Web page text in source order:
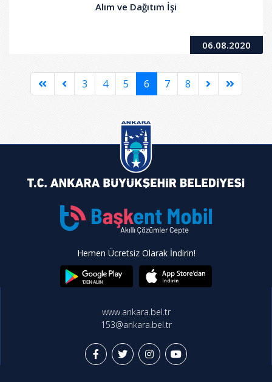
Alım ve Dağıtım İşi
06.08.2020
3 4 5 6 7 8
Hemen Ücretsiz Olarak İndirin!
www.ankara.bel.tr
153@ankara.bel.tr